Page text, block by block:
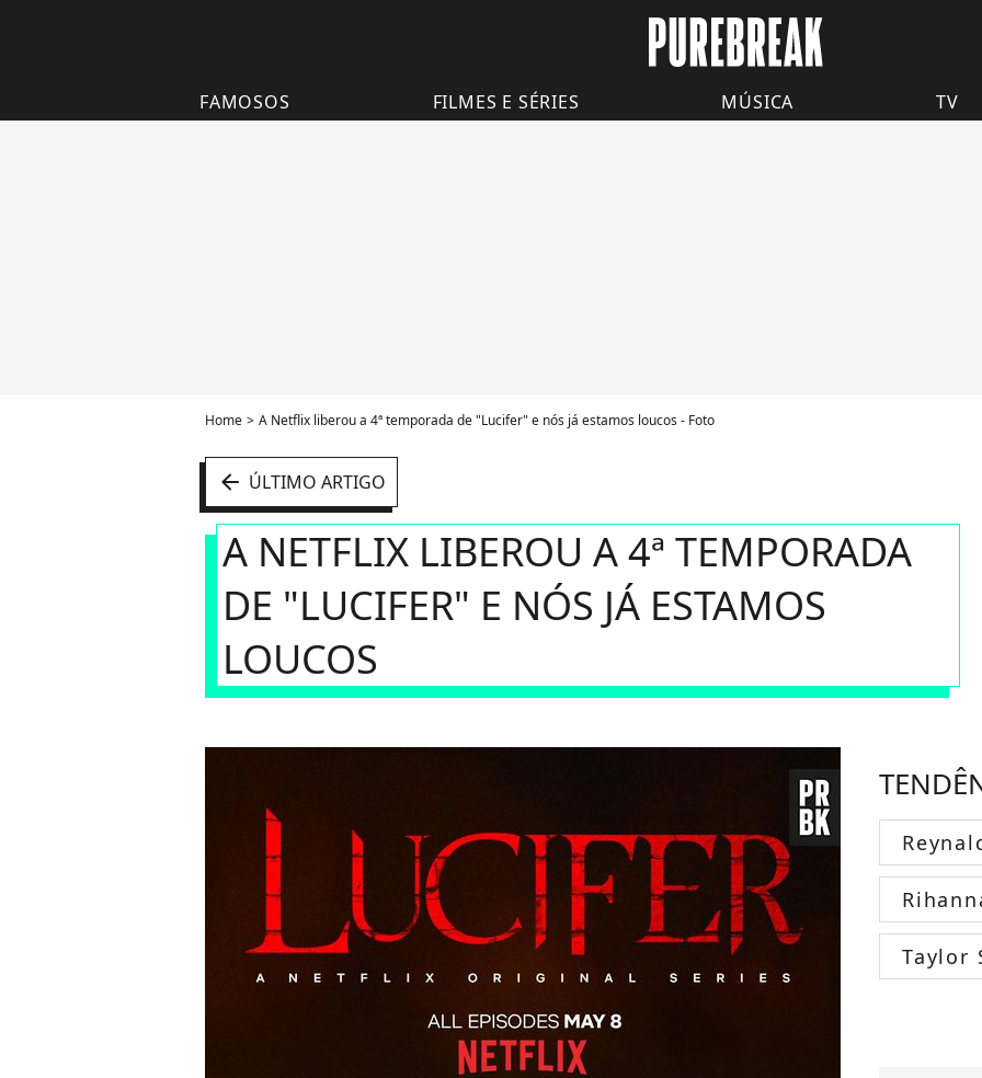
FAMOSOS FILMES E SÉRIES MÚSICA TV
Home A Netflix liberou a 4ª temporada de "Lucifer" e nós já estamos loucos - Foto
arrow_left ÚLTIMO ARTIGO
A NETFLIX LIBEROU A 4ª TEMPORADA
DE "LUCIFER" E NÓS JÁ ESTAMOS
LOUCOS
Taylor